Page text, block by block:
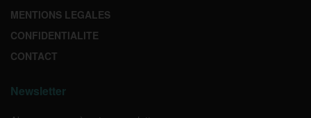
MENTIONS LEGALES
CONFIDENTIALITE
CONTACT
Newsletter